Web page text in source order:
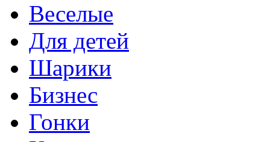
Веселые
Для детей
Шарики
Бизнес
Гонки